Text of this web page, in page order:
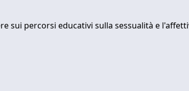
sui percorsi educativi sulla sessualità e